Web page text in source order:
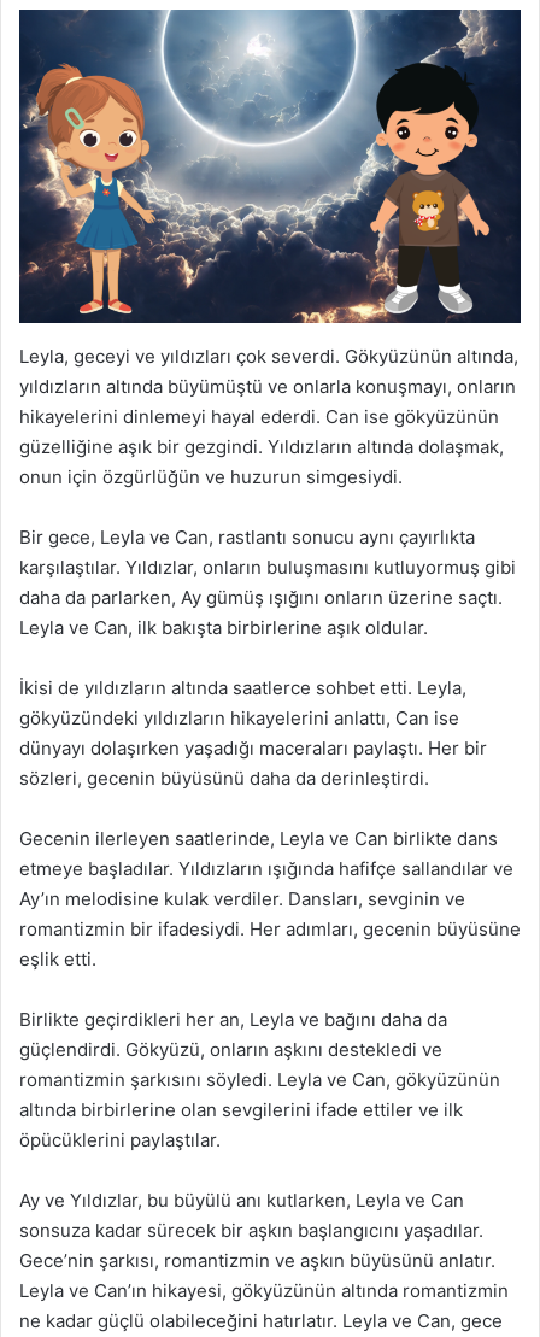
Leyla, geceyi ve yıldızları çok severdi. Gökyüzünün altında,
yıldızların altında büyümüştü ve onlarla konuşmayı, onların
hikayelerini dinlemeyi hayal ederdi. Can ise gökyüzünün
güzelliğine aşık bir gezgindi. Yıldızların altında dolaşmak,
onun için özgürlüğün ve huzurun simgesiydi.
Bir gece, Leyla ve Can, rastlantı sonucu aynı çayırlıkta
karşılaştılar. Yıldızlar, onların buluşmasını kutluyormuş gibi
daha da parlarken, Ay gümüş ışığını onların üzerine saçtı.
Leyla ve Can, ilk bakışta birbirlerine aşık oldular.
İkisi de yıldızların altında saatlerce sohbet etti. Leyla,
gökyüzündeki yıldızların hikayelerini anlattı, Can ise
dünyayı dolaşırken yaşadığı maceraları paylaştı. Her bir
sözleri, gecenin büyüsünü daha da derinleştirdi.
Gecenin ilerleyen saatlerinde, Leyla ve Can birlikte dans
etmeye başladılar. Yıldızların ışığında hafifçe sallandılar ve
Ay’ın melodisine kulak verdiler. Dansları, sevginin ve
romantizmin bir ifadesiydi. Her adımları, gecenin büyüsüne
eşlik etti.
Birlikte geçirdikleri her an, Leyla ve bağını daha da
güçlendirdi. Gökyüzü, onların aşkını destekledi ve
romantizmin şarkısını söyledi. Leyla ve Can, gökyüzünün
altında birbirlerine olan sevgilerini ifade ettiler ve ilk
öpücüklerini paylaştılar.
Ay ve Yıldızlar, bu büyülü anı kutlarken, Leyla ve Can
sonsuza kadar sürecek bir aşkın başlangıcını yaşadılar.
Gece’nin şarkısı, romantizmin ve aşkın büyüsünü anlatır.
Leyla ve Can’ın hikayesi, gökyüzünün altında romantizmin
ne kadar güçlü olabileceğini hatırlatır. Leyla ve Can, gece